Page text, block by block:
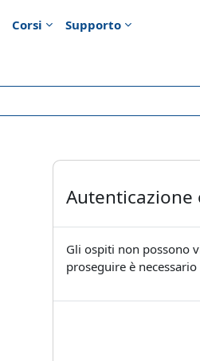
Corsi Supporto
Gli ospiti non possono
proseguire è